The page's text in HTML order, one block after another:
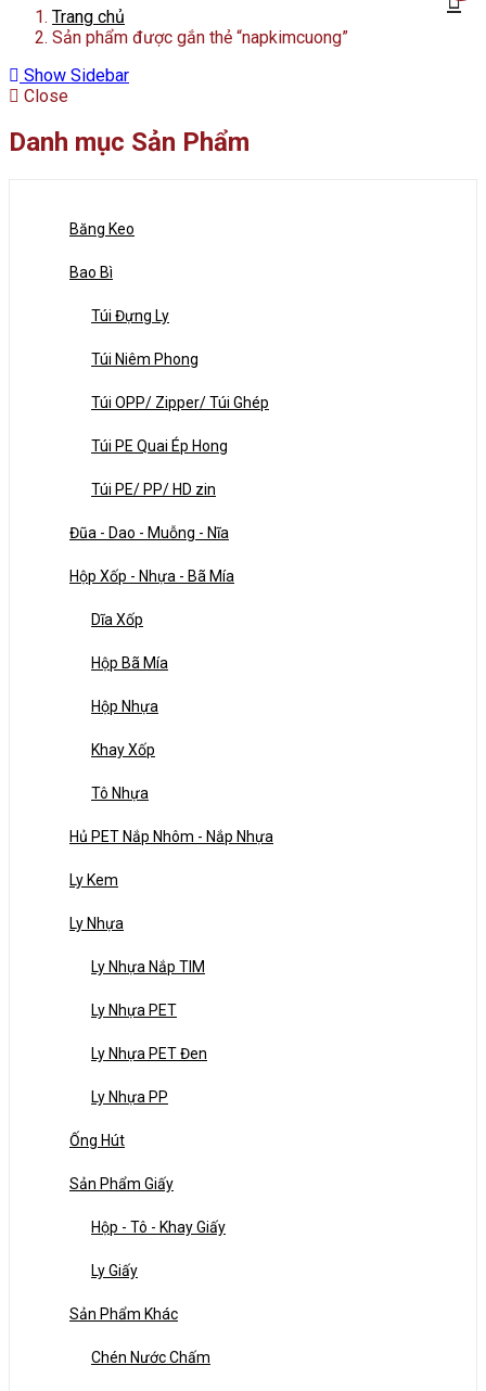
Trang chủ
Sản phẩm được gắn thẻ “napkimcuong”
Show Sidebar
Close
Danh mục Sản Phẩm
Băng Keo
Bao Bì
Túi Đựng Ly
Túi Niêm Phong
Túi OPP/ Zipper/ Túi Ghép
Túi PE Quai Ép Hong
Túi PE/ PP/ HD zin
Đũa - Dao - Muỗng - Nĩa
Hộp Xốp - Nhựa - Bã Mía
Dĩa Xốp
Hộp Bã Mía
Hộp Nhựa
Khay Xốp
Tô Nhựa
Hủ PET Nắp Nhôm - Nắp Nhựa
Ly Kem
Ly Nhựa
Ly Nhựa Nắp TIM
Ly Nhựa PET
Ly Nhựa PET Đen
Ly Nhựa PP
Ống Hút
Sản Phẩm Giấy
Hộp - Tô - Khay Giấy
Ly Giấy
Sản Phẩm Khác
Chén Nước Chấm